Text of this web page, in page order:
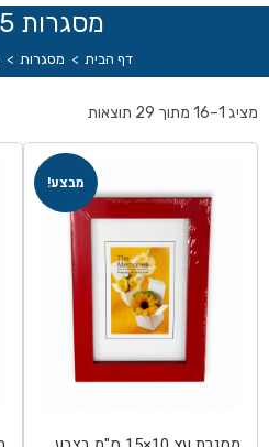
מסגרות 10X15
דף הבית > מסגרות >
מציג 1–16 מתוך 29 תוצאות
מבצע!